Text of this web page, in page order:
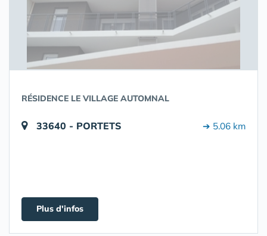
RÉSIDENCE LE VILLAGE AUTOMNAL
33640 - PORTETS ➔ 5.06 km
Plus d'infos